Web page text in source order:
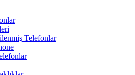
Telefonlar